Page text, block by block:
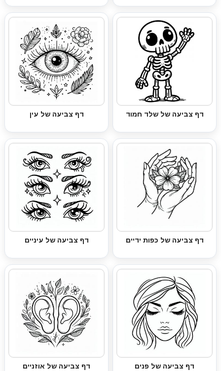
דף צביעה של שלד חמוד דף צביעה של עין
דף צביעה של כפות ידיים דף צביעה של עיניים
דף צביעה של פנים דף צביעה של אוזניים